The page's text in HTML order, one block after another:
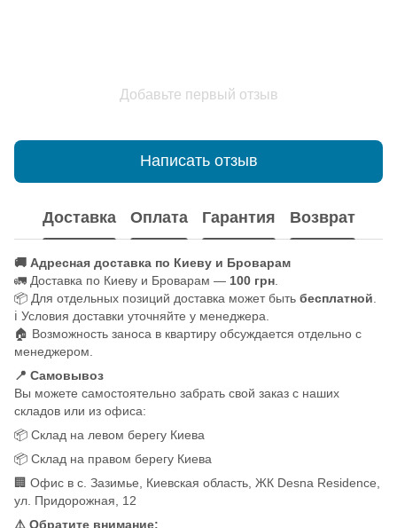
Добавьте первый отзыв
Написать отзыв
Доставка Оплата Гарантия Возврат
🚚 Адресная доставка по Киеву и Броварам
🚛 Доставка по Киеву и Броварам — 100 грн
📦 Для отдельных позиций доставка может быть бесплатной
ℹ️ Условия доставки уточняйте у менеджера.
🏠 Возможность заноса в квартиру обсуждается отдельно с
менеджером.
📍 Самовывоз
Вы можете самостоятельно забрать свой заказ с наших
складов или из офиса:
📦 Склад на левом берегу Киева
📦 Склад на правом берегу Киева
🏢 Офис в с. Зазимье, Киевская область, ЖК Desna Residence,
ул. Придорожная, 12
⚠️ Обратите внимание: